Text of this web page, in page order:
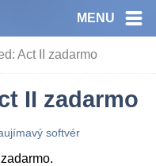
MENU
Act II zadarmo
II zadarmo
softvér